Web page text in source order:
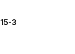
3